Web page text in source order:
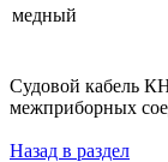
Судовой кабель
межприборных
Назад в раздел